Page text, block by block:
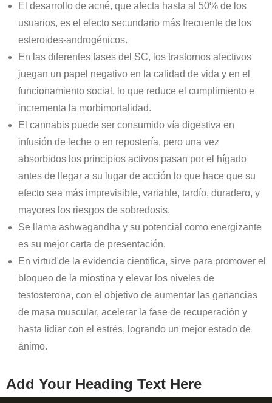
El desarrollo de acné, que afecta hasta al 50% de los
usuarios, es el efecto secundario más frecuente de los
esteroides-androgénicos.
En las diferentes fases del SC, los trastornos afectivos
juegan un papel negativo en la calidad de vida y en el
funcionamiento social, lo que reduce el cumplimiento e
incrementa la morbimortalidad.
El cannabis puede ser consumido vía digestiva en
infusión de leche o en repostería, pero una vez
absorbidos los principios activos pasan por el hígado
antes de llegar a su lugar de acción lo que hace que su
efecto sea más imprevisible, variable, tardío, duradero, y
mayores los riesgos de sobredosis.
Se llama ashwagandha y su potencial como energizante
es su mejor carta de presentación.
En virtud de la evidencia científica, sirve para promover el
bloqueo de la miostina y elevar los niveles de
testosterona, con el objetivo de aumentar las ganancias
de masa muscular, acelerar la fase de recuperación y
hasta lidiar con el estrés, logrando un mejor estado de
ánimo.
Add Your Heading Text Here